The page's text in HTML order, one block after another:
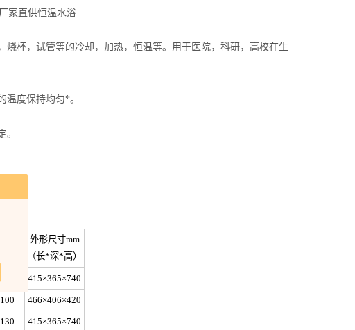
家直供恒温水浴
杯，试管等的冷却，加热，恒温等。用于医院，科研，高校在生
温度保持均匀*。
。
外形尺寸mm
（长*深*高）
415×365×740
466×406×420
415×365×740